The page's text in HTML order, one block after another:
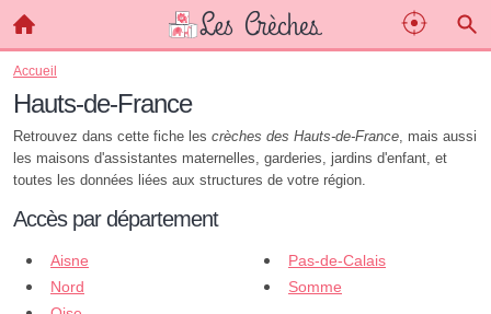
Accueil
Hauts-de-France
Retrouvez dans cette fiche les crèches des Hauts-de-France, mais aussi
les maisons d'assistantes maternelles, garderies, jardins d'enfant, et
toutes les données liées aux structures de votre région.
Accès par département
Aisne
Nord
Pas-de-Calais
Somme